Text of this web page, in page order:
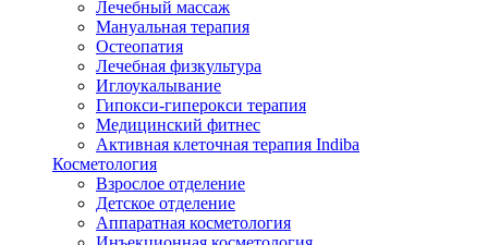
Лечебный массаж
Мануальная терапия
Остеопатия
Лечебная физкультура
Иглоукалывание
Гипокси-гиперокси терапия
Медицинский фитнес
Активная клеточная терапия Indiba
Косметология
Взрослое отделение
Детское отделение
Аппаратная косметология